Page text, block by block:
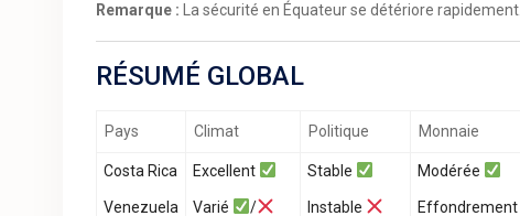
Remarque : La sécurité en Équateur se détériore rapidement.
RÉSUMÉ GLOBAL
Pays Climat Politique Monnaie
Costa Rica Excellent Stable Modérée
Venezuela Varié / Instable Effondrement